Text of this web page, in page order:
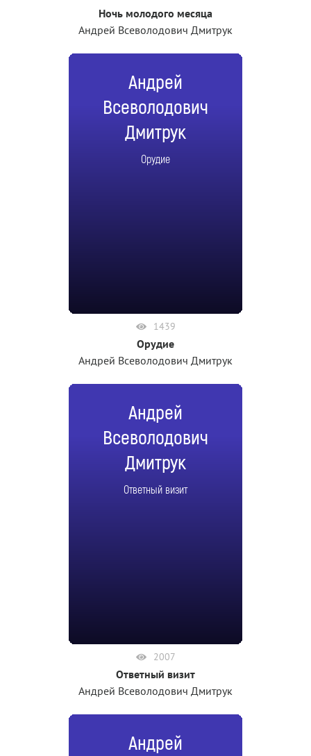
Ночь молодого месяца
Андрей Всеволодович Дмитрук
Андрей
Всеволодович
Дмитрук
Орудие
1439
Орудие
Андрей Всеволодович Дмитрук
Андрей
Всеволодович
Дмитрук
Ответный визит
2007
Ответный визит
Андрей Всеволодович Дмитрук
Андрей